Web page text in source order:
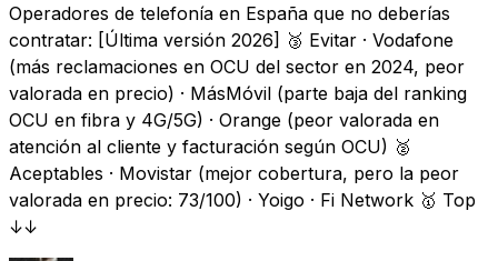
Operadores de telefonía en España que no deberías
contratar: [Última versión 2026] 🥉 Evitar · Vodafone
(más reclamaciones en OCU del sector en 2024, peor
valorada en precio) · MásMóvil (parte baja del ranking
OCU en fibra y 4G/5G) · Orange (peor valorada en
atención al cliente y facturación según OCU) 🥈
Aceptables · Movistar (mejor cobertura, pero la peor
valorada en precio: 73/100) · Yoigo · Fi Network 🥇 Top
↓↓